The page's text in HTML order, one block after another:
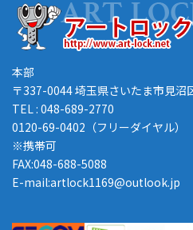
本部
〒337-0044 埼玉県さいたま市見沼
TEL : 048-689-2770
0120-69-0402（フリーダイヤル）
※携帯可
FAX:048-688-5088
E-mail:artlock1169@outlook.jp